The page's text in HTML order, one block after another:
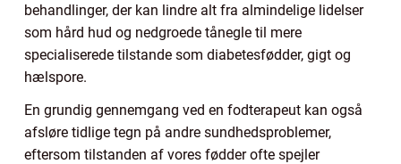
behandlinger, der kan lindre alt fra almindelige lidelser
som hård hud og nedgroede tånegle til mere
specialiserede tilstande som diabetesfødder, gigt og
hælspore.
En grundig gennemgang ved en fodterapeut kan også
afsløre tidlige tegn på andre sundhedsproblemer,
eftersom tilstanden af vores fødder ofte spejler